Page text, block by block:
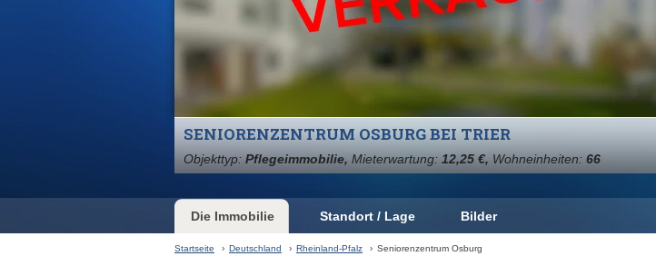
SENIORENZENTRUM OSBURG BEI TRIER
Objekttyp: Pflegeimmobilie, Mieterwartung: 12,25 €, Wohneinheiten: 66
Die Immobilie Standort / Lage Bilder
Startseite › Deutschland › Rheinland-Pfalz › Seniorenzentrum Osburg